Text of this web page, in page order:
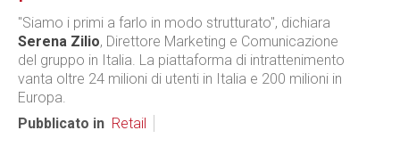
"Siamo i primi a farlo in modo strutturato", dichiara
Serena Zilio, Direttore Marketing e Comunicazione
del gruppo in Italia. La piattaforma di intrattenimento
vanta oltre 24 milioni di utenti in Italia e 200 milioni in
Europa.
Pubblicato in Retail